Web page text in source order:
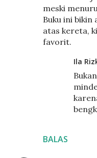
meski
Buku ini bikin
atas kereta,
favorit.
BALAS
Ila